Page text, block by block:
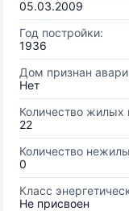
05.03.2009
Год постройки:
1936
Дом признан
Нет
Количество
22
Количество
0
Класс
Не присвоен